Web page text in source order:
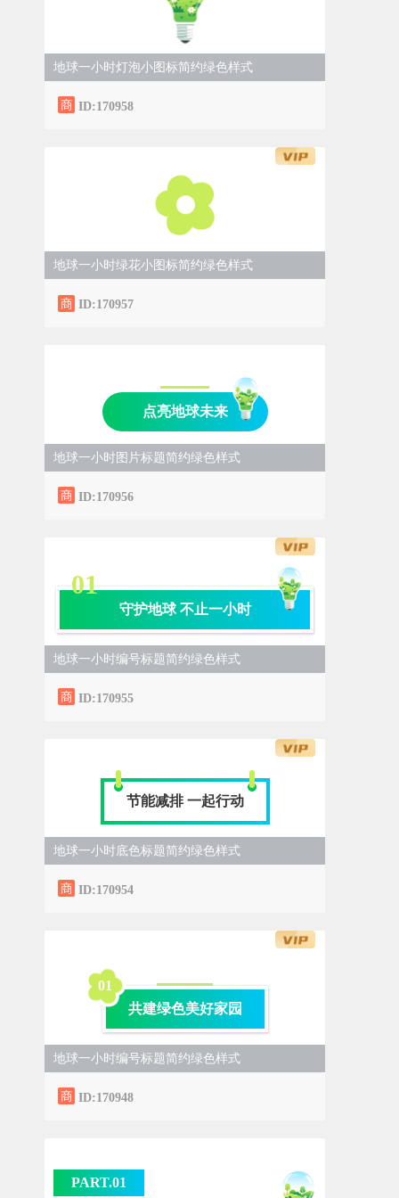
地球一小时灯泡小图标简约绿色样式
ID:170958
地球一小时绿花小图标简约绿色样式
ID:170957
点亮地球未来
地球一小时图片标题简约绿色样式
ID:170956
01
守护地球 不止一小时
地球一小时编号标题简约绿色样式
ID:170955
节能减排 一起行动
地球一小时底色标题简约绿色样式
ID:170954
01
共建绿色美好家园
地球一小时编号标题简约绿色样式
ID:170948
PART.01